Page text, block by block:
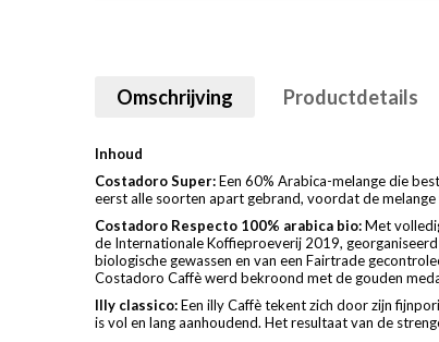
Omschrijving Productdetails
Inhoud
Costadoro Super:Een 60% Arabica-melange die
eerst alle soorten apart gebrand, voordat de
Costadoro Respecto 100% arabica bio:Met
de Internationale Koffieproeverij 2019,
biologische gewassen en van een Fairtrade
Costadoro Caffè werd bekroond met de gouden
Illy classico:Een illy Caffè tekent zich door zijn
is vol en lang aanhoudend. Het resultaat van de